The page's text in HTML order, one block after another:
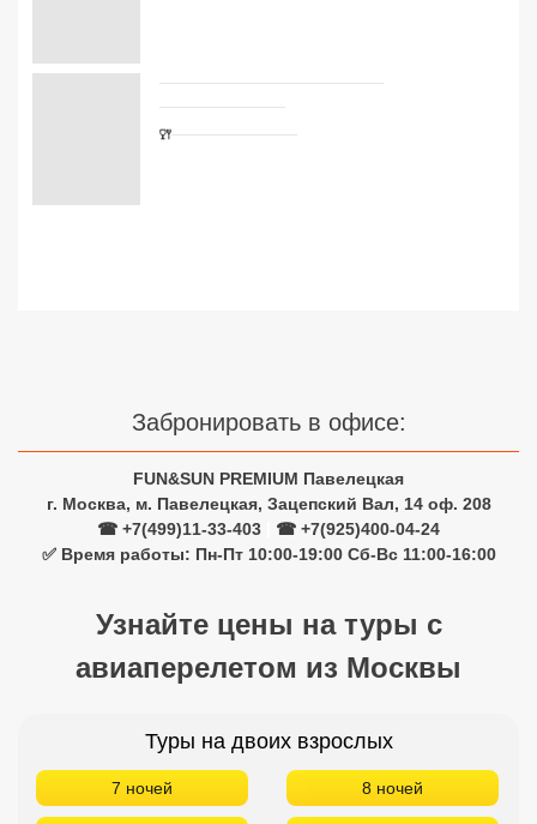
Забронировать в офисе:
FUN&SUN PREMIUM Павелецкая
г. Москва, м. Павелецкая, Зацепский Вал, 14 оф. 208
☎ +7(499)11-33-403
☎ +7(925)400-04-24
✅ Время работы: Пн-Пт 10:00-19:00 Сб-Вс 11:00-16:00
Узнайте цены на туры с
авиаперелетом из Москвы
Туры на двоих взрослых
7 ночей 8 ночей
Сетевые отели Египта
Сетевые отели Бали
Сетевые отели Сейшел
Сетевые отели Маврикия